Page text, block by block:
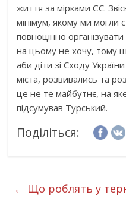
життя за мірками ЄС.
мінімум, якому ми могли
повноцінно
на цьому не хочу, тому
аби діти зі Сходу
міста, розвивались та
це не те майбутнє, на
підсумував Турський.
Поділіться:
← Що роблять у